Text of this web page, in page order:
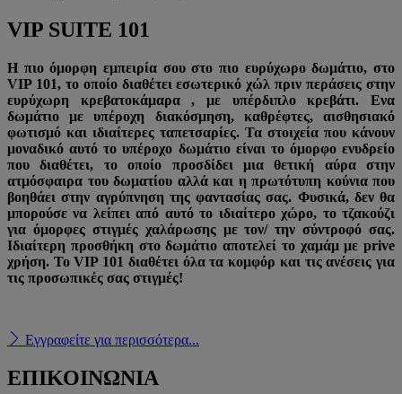
VIP SUITE 101
Η πιο όμορφη εμπειρία σου στο πιο ευρύχωρο δωμάτιο, στο
VIP 101, το οποίο διαθέτει εσωτερικό χώλ πριν περάσεις στην
ευρύχωρη κρεβατοκάμαρα , με υπέρδιπλο κρεβάτι. Ενα
δωμάτιο με υπέροχη διακόσμηση, καθρέφτες, αισθησιακό
φωτισμό και ιδιαίτερες ταπετσαρίες. Τα στοιχεία που κάνουν
μοναδικό αυτό το υπέροχο δωμάτιο είναι το όμορφο ενυδρείο
που διαθέτει, το οποίο προσδίδει μια θετική αύρα στην
ατμόσφαιρα του δωματίου αλλά και η πρωτότυπη κούνια που
βοηθάει στην αγρύπνηση της φαντασίας σας. Φυσικά, δεν θα
μπορούσε να λείπει από αυτό το ιδιαίτερο χώρο, το τζακούζι
για όμορφες στιγμές χαλάρωσης με τον/ την σύντροφό σας.
Ιδιαίτερη προσθήκη στο δωμάτιο αποτελεί το χαμάμμε prive
χρήση. Το VIP 101 διαθέτει όλα τα κομφόρ και τις ανέσεις για
τις προσωπικές σας στιγμές!
Εγγραφείτε για περισσότερα...
ΕΠΙΚΟΙΝΩΝΙΑ